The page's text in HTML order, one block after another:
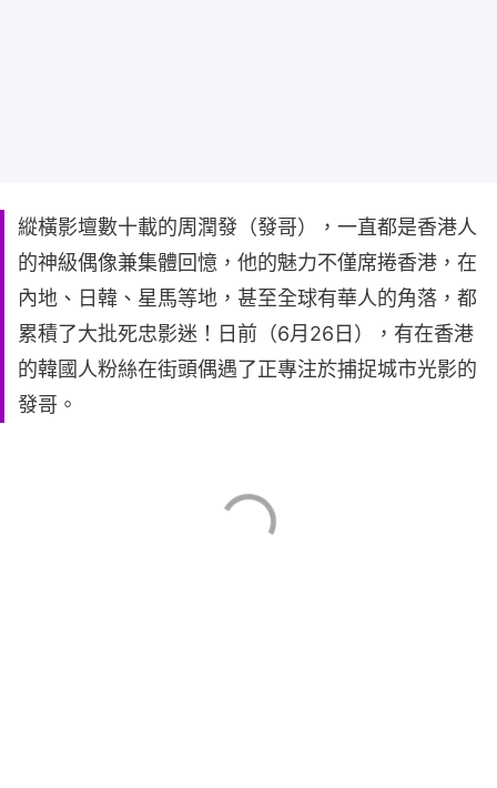
縱橫影壇數十載的周潤發（發哥），一直都是香港人
的神級偶像兼集體回憶，他的魅力不僅席捲香港，在
內地、日韓、星馬等地，甚至全球有華人的角落，都
累積了大批死忠影迷！日前（6月26日），有在香港
的韓國人粉絲在街頭偶遇了正專注於捕捉城市光影的
發哥。